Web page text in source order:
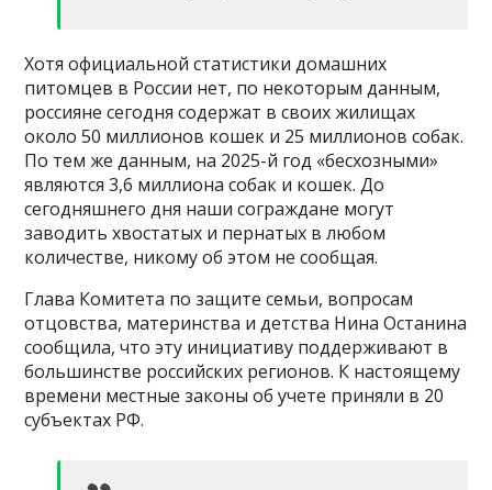
Хотя официальной статистики домашних
питомцев в России нет, по некоторым данным,
россияне сегодня содержат в своих жилищах
около 50 миллионов кошек и 25 миллионов собак.
По тем же данным, на 2025-й год «бесхозными»
являются 3,6 миллиона собак и кошек. До
сегодняшнего дня наши сограждане могут
заводить хвостатых и пернатых в любом
количестве, никому об этом не сообщая.
Глава Комитета по защите семьи, вопросам
отцовства, материнства и детства Нина Останина
сообщила, что эту инициативу поддерживают в
большинстве российских регионов. К настоящему
времени местные законы об учете приняли в 20
субъектах РФ.